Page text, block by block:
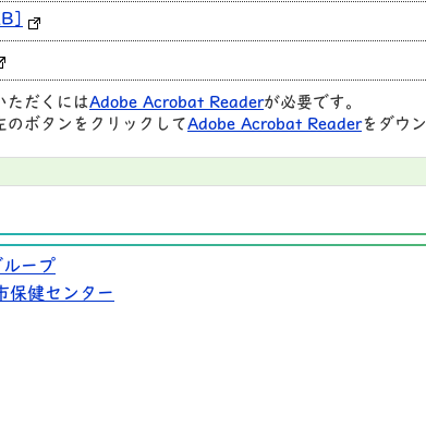
ただくにはAdobe Acrobat Readerが必要です。
のボタンをクリックして Adobe Acrobat Readerをダウ
ープ
保健センター